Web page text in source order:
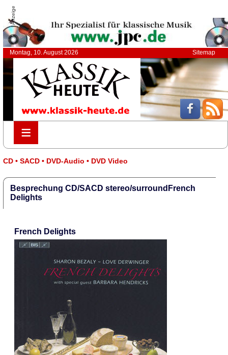
Anzeige
Montag, 10. August 2026 Sitemap
≡
≡
CD • SACD • DVD-Audio • DVD Video
Besprechung CD/SACD stereo/surroundFrench
Delights
French Delights